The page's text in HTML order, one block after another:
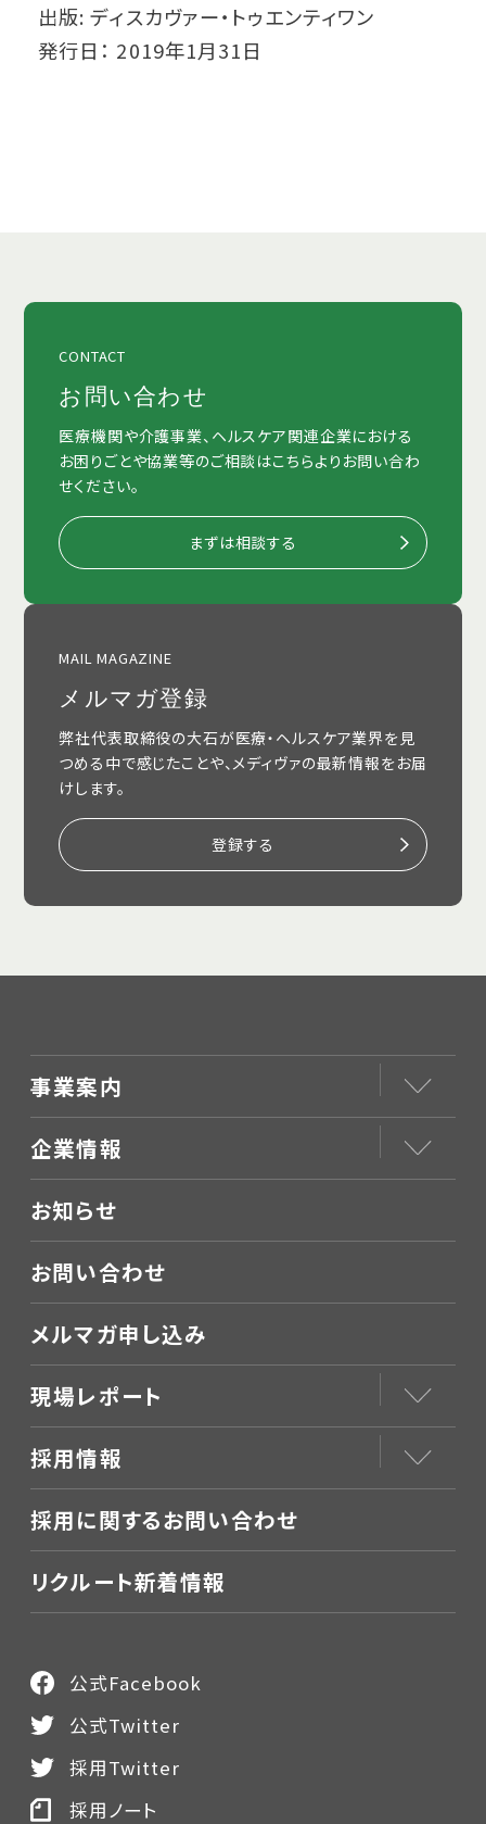
出版: ディスカヴァー・トゥエンティワン
発行日： 2019年1月31日
CONTACT
お問い合わせ
医療機関や介護事業、ヘルスケア関連企業における
お困りごとや協業等のご相談はこちらよりお問い合わ
せください。
まずは相談する
MAIL MAGAZINE
メルマガ登録
弊社代表取締役の大石が医療・ヘルスケア業界を見
つめる中で感じたことや、メディヴァの最新情報をお届
けします。
登録する
事業案内
企業情報
お知らせ
お問い合わせ
メルマガ申し込み
現場レポート
採用情報
採用に関するお問い合わせ
リクルート新着情報
公式Facebook
公式Twitter
採用Twitter
採用ノート